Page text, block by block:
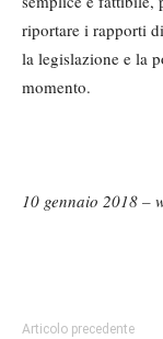
riportare i rapporti
la legislazione e la
momento.
10 gennaio 2018 –
Articolo precedente